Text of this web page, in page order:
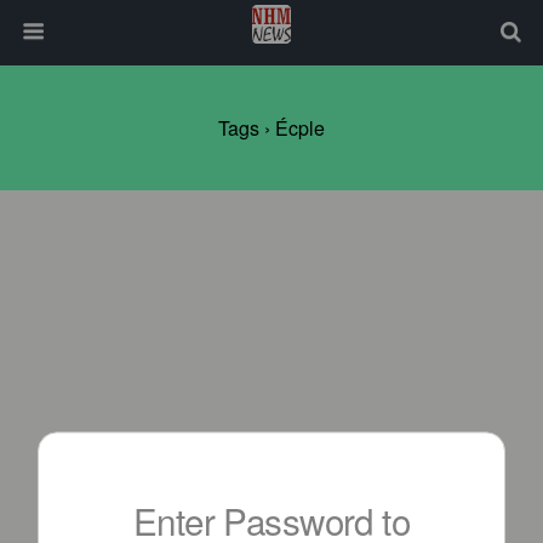
Tags › Écple
Enter Password to